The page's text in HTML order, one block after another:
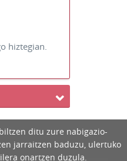
hiztegian.
ditu zure nabigazio-
jarraitzen baduzu, ulertuko
onartzen duzula.